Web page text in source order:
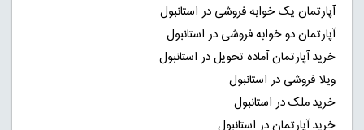
آپارتمان یک خوابه فروشی در استانبول
آپارتمان دو خوابه فروشی در استانبول
خرید آپارتمان آماده تحویل در استانبول
ویلا فروشی در استانبول
خرید ملک در استانبول